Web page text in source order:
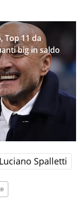
Top 11 da
big in saldo
Luciano Spalletti